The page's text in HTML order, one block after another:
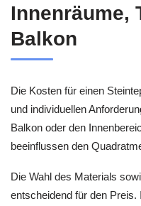
Innenräume,
Balkon
Die Kosten für einen
und individuellen
Balkon oder den
beeinflussen den
Die Wahl des Materials
entscheidend für den